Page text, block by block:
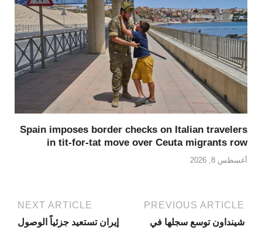
Spain imposes border checks on Italian travelers
in tit-for-tat move over Ceuta migrants row
أغسطس 8, 2026
PREVIOUS ARTICLE
شينداون توسع سجلها في
NEXT ARTICLE
إيران تستعيد جزئياً الوصول